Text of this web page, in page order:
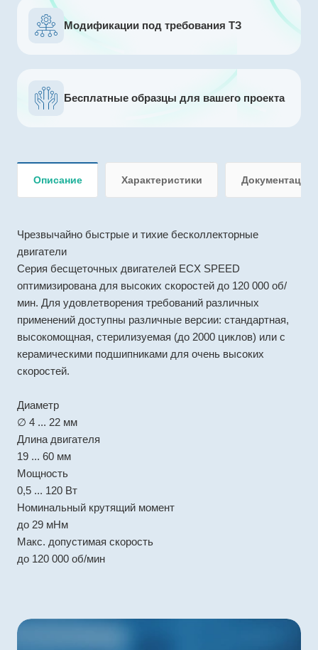
Модификации под требования ТЗ
Бесплатные образцы для вашего проекта
Описание Характеристики Документация
Чрезвычайно быстрые и тихие бесколлекторные
двигатели
Серия бесщеточных двигателей ECX SPEED
оптимизирована для высоких скоростей до 120 000 об/
мин. Для удовлетворения требований различных
применений доступны различные версии: стандартная,
высокомощная, стерилизуемая (до 2000 циклов) или с
керамическими подшипниками для очень высоких
скоростей.
Диаметр
∅ 4 ... 22 мм
Длина двигателя
19 ... 60 мм
Мощность
0,5 ... 120 Вт
Номинальный крутящий момент
до 29 мНм
Макс. допустимая скорость
до 120 000 об/мин